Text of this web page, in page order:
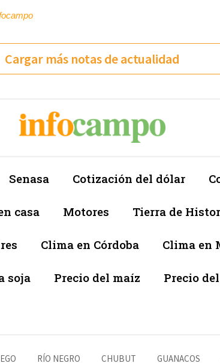
Cargar más notas de actualidad
Senasa Cotización del dólar
casa Motores Tierra de
Clima en Córdoba Clima en
soja Precio del maíz Precio
RÍO NEGRO CHUBUT GUANACOS